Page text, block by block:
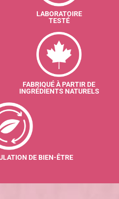
LABORATOIRE
TESTÉ
FABRIQUÉ À PARTIR DE
INGRÉDIENTS NATURELS
DE BIEN-ÊTRE